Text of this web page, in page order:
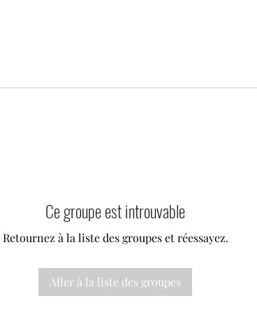
Ce groupe est introuvable
Retournez à la liste des groupes et réessayez.
Aller à la liste des groupes